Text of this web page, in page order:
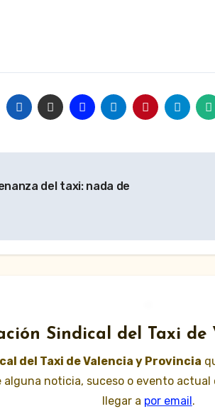
del taxi: nada de
Sindical del Taxi de
del Taxi de Valencia y Provincia
alguna noticia, suceso o evento
llegar a por email .